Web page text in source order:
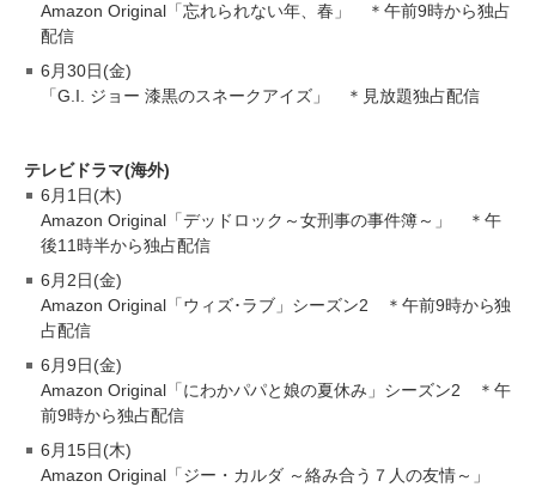
Amazon Original「忘れられない年、春」 ＊午前9時から独占
配信
6月30日(金)
「G.I. ジョー 漆黒のスネークアイズ」 ＊見放題独占配信
テレビドラマ(海外)
6月1日(木)
Amazon Original「デッドロック～女刑事の事件簿～」 ＊午
後11時半から独占配信
6月2日(金)
Amazon Original「ウィズ･ラブ」シーズン2 ＊午前9時から独
占配信
6月9日(金)
Amazon Original「にわかパパと娘の夏休み」シーズン2 ＊午
前9時から独占配信
6月15日(木)
Amazon Original「ジー・カルダ ～絡み合う７人の友情～」